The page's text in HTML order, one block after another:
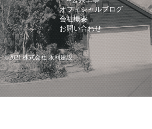
オフィシャルブログ
会社概要
お問い合わせ
©2021株式会社 永利建設.